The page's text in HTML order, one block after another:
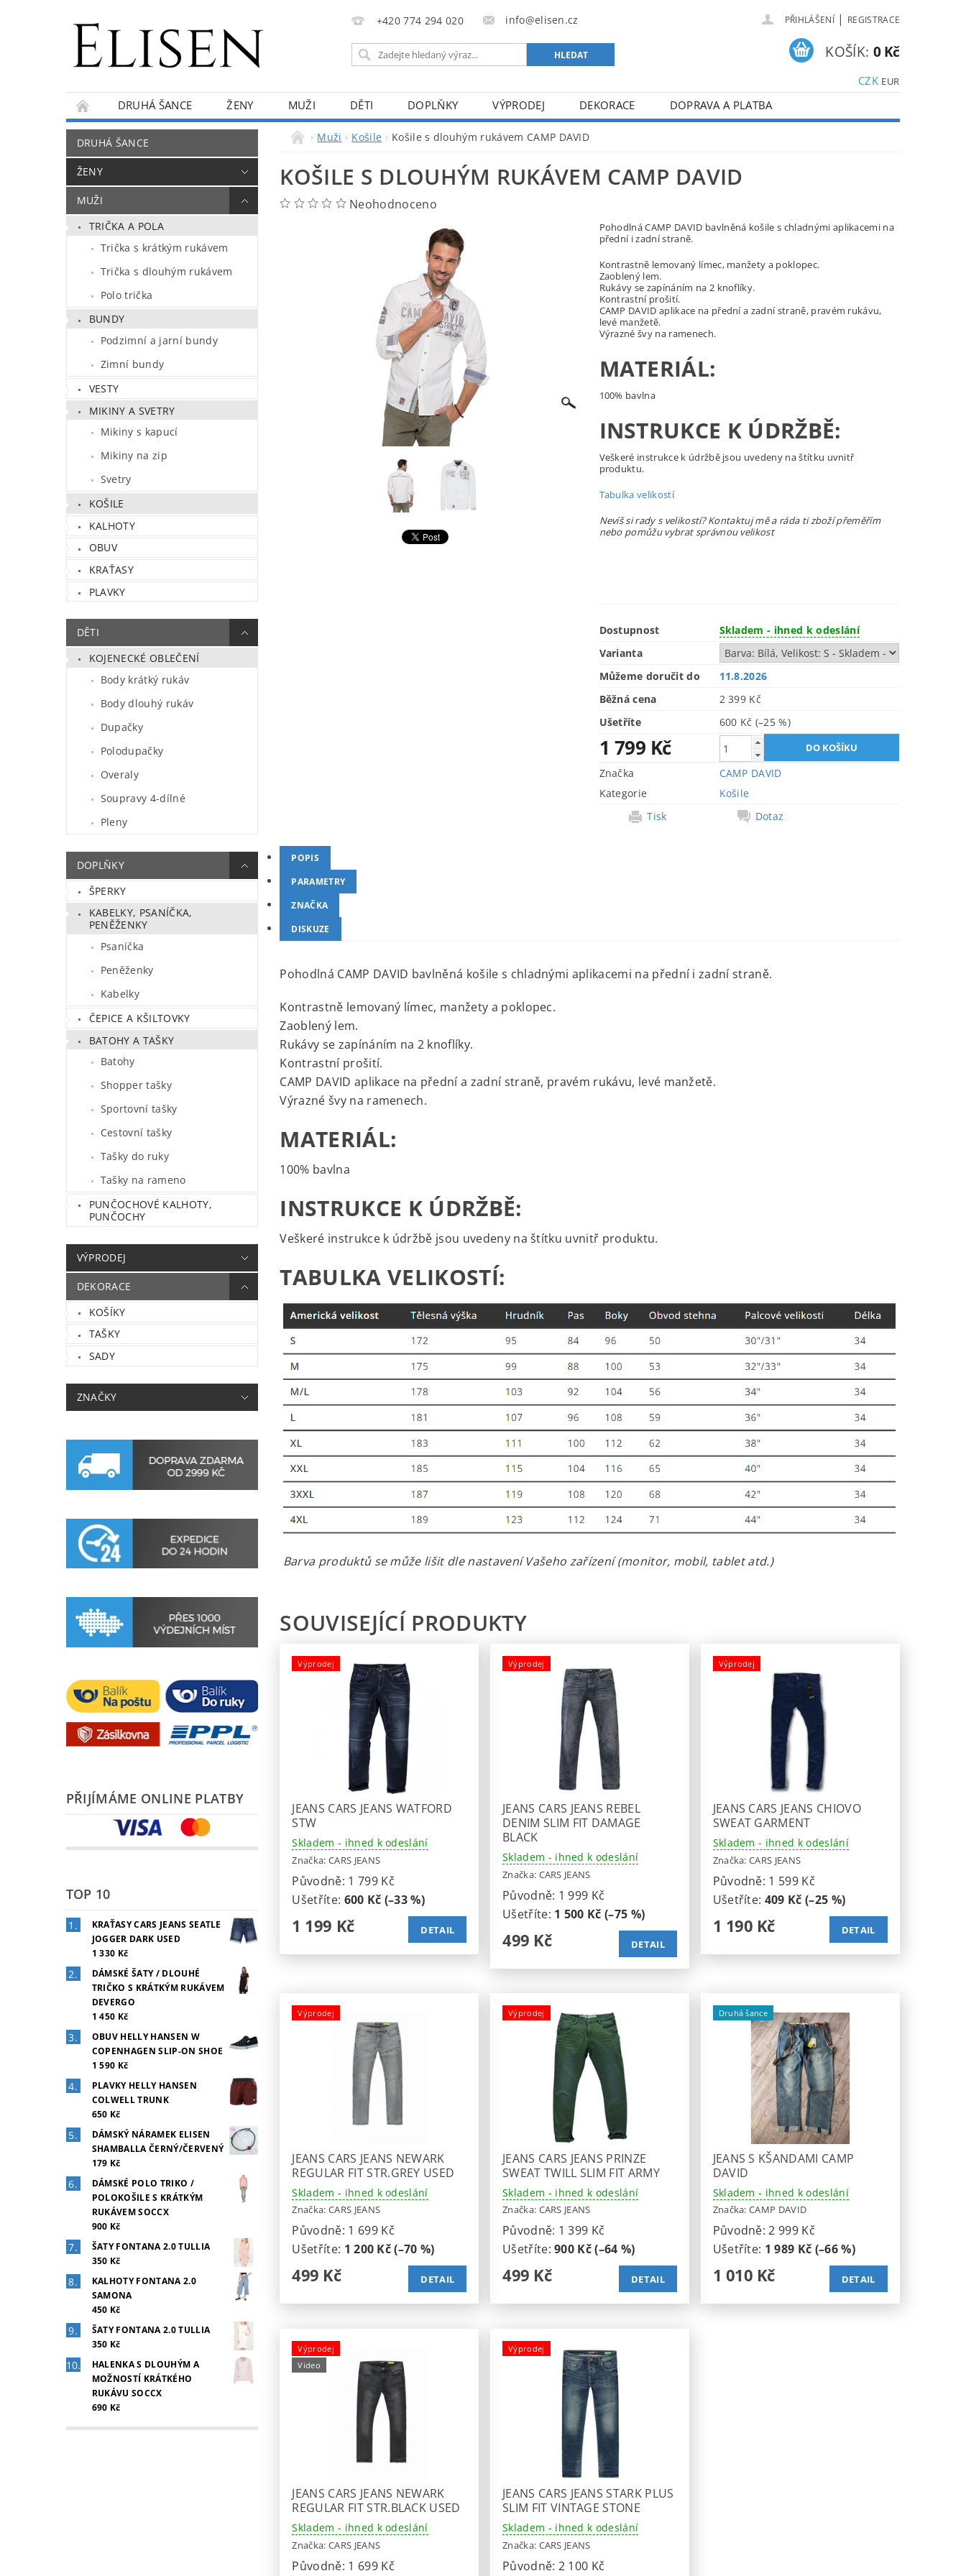
+420 774 294 020 info@elisen.cz PŘIHLÁŠENÍ | REGISTRACE
CZK EUR
KOŠÍK: 0 Kč
DRUHÁ ŠANCE ŽENY MUŽI DĚTI DOPLŇKY VÝPRODEJ DEKORACE
DOPRAVA A PLATBA
KONTAKTY
O NÁS BLOG
DRUHÁ ŠANCE
ŽENY
MUŽI
TRIČKA A POLA
Trička s krátkým rukávem
Trička s dlouhým rukávem
Polo trička
BUNDY
Podzimní a jarní bundy
Zimní bundy
VESTY
MIKINY A SVETRY
Mikiny s kapucí
Mikiny na zip
Svetry
KOŠILE
KALHOTY
OBUV
KRAŤASY
PLAVKY
DĚTI
KOJENECKÉ OBLEČENÍ
Body krátký rukáv
Body dlouhý rukáv
Dupačky
Polodupačky
Overaly
Soupravy 4-dílné
Pleny
DOPLŇKY
ŠPERKY
KABELKY, PSANÍČKA,
PENĚŽENKY
Psaníčka
Peněženky
Kabelky
ČEPICE A KŠILTOVKY
BATOHY A TAŠKY
Batohy
Shopper tašky
Sportovní tašky
Cestovní tašky
Tašky do ruky
Tašky na rameno
PUNČOCHOVÉ KALHOTY,
PUNČOCHY
VÝPRODEJ
DEKORACE
KOŠÍKY
TAŠKY
SADY
ZNAČKY
PŘIJÍMÁME ONLINE PLATBY
TOP 10
KRAŤASY CARS JEANS SEATLE
JOGGER DARK USED
1 330 Kč
DÁMSKÉ ŠATY / DLOUHÉ
TRIČKO S KRÁTKÝM RUKÁVEM
DEVERGO
1 450 Kč
OBUV HELLY HANSEN W
COPENHAGEN SLIP-ON SHOE
1 590 Kč
PLAVKY HELLY HANSEN
COLWELL TRUNK
650 Kč
DÁMSKÝ NÁRAMEK ELISEN
SHAMBALLA ČERNÝ/ČERVENÝ
179 Kč
DÁMSKÉ POLO TRIKO /
POLOKOŠILE S KRÁTKÝM
RUKÁVEM SOCCX
900 Kč
ŠATY FONTANA 2.0 TULLIA
350 Kč
KALHOTY FONTANA 2.0
SAMONA
450 Kč
ŠATY FONTANA 2.0 TULLIA
350 Kč
HALENKA S DLOUHÝM A
MOŽNOSTÍ KRÁTKÉHO
RUKÁVU SOCCX
690 Kč
Muži Košile Košile s dlouhým rukávem CAMP DAVID
KOŠILE S DLOUHÝM RUKÁVEM CAMP DAVID
Neohodnoceno
Pohodlná CAMP DAVID bavlněná košile s chladnými aplikacemi na
přední i zadní straně.
Kontrastně lemovaný límec, manžety a poklopec.
Zaoblený lem.
Rukávy se zapínáním na 2 knoflíky.
Kontrastní prošití.
CAMP DAVID aplikace na přední a zadní straně, pravém rukávu,
levé manžetě.
Výrazné švy na ramenech.
MATERIÁL:
100% bavlna
INSTRUKCE K ÚDRŽBĚ:
Veškeré instrukce k údržbě jsou uvedeny na štítku uvnitř
produktu.
Tabulka velikostí
Nevíš si rady s velikostí? Kontaktuj mě a ráda ti zboží přeměřím
nebo pomůžu vybrat správnou velikost
Dostupnost
Skladem - ihned k odeslání
Varianta
Můžeme doručit do
11.8.2026
Běžná cena
2 399 Kč
Ušetříte
600 Kč (–25 %)
1 799 Kč
Značka
CAMP DAVID
Kategorie
Košile
Tisk
Dotaz
POPIS
PARAMETRY
ZNAČKA
DISKUZE
Pohodlná CAMP DAVID bavlněná košile s chladnými aplikacemi na přední i zadní straně.
Kontrastně lemovaný límec, manžety a poklopec.
Zaoblený lem.
Rukávy se zapínáním na 2 knoflíky.
Kontrastní prošití.
CAMP DAVID aplikace na přední a zadní straně, pravém rukávu, levé manžetě.
Výrazné švy na ramenech.
MATERIÁL:
100% bavlna
INSTRUKCE K ÚDRŽBĚ:
Veškeré instrukce k údržbě jsou uvedeny na štítku uvnitř produktu.
TABULKA VELIKOSTÍ:
Barva produktů se může lišit dle nastavení Vašeho zařízení (monitor, mobil, tablet atd.)
SOUVISEJÍCÍ PRODUKTY
Výprodej
JEANS CARS JEANS WATFORD
STW
Skladem - ihned k odeslání
Značka: CARS JEANS
Původně: 1 799 Kč
Ušetříte: 600 Kč (–33 %)
1 199 Kč DETAIL
Výprodej
JEANS CARS JEANS REBEL
DENIM SLIM FIT DAMAGE
BLACK
Skladem - ihned k odeslání
Značka: CARS JEANS
Původně: 1 999 Kč
Ušetříte: 1 500 Kč (–75 %)
499 Kč DETAIL
Výprodej
JEANS CARS JEANS CHIOVO
SWEAT GARMENT
Skladem - ihned k odeslání
Značka:CARS JEANS
Původně: 1 599 Kč
Ušetříte: 409 Kč (–25 %)
1 190 Kč DETAIL
Výprodej
JEANS CARS JEANS NEWARK
REGULAR FIT STR.GREY USED
Skladem - ihned k odeslání
Značka: CARS JEANS
Původně: 1 699 Kč
Ušetříte: 1 200 Kč (–70 %)
499 Kč DETAIL
Výprodej
JEANS CARS JEANS PRINZE
SWEAT TWILL SLIM FIT ARMY
Skladem - ihned k odeslání
Značka: CARS JEANS
Původně: 1 399 Kč
Ušetříte:900 Kč (–64 %)
499 Kč DETAIL
Druhá šance
JEANS S KŠANDAMI CAMP
DAVID
Skladem - ihned k odeslání
Značka:CAMP DAVID
Původně:2 999 Kč
Ušetříte: 1 989 Kč (–66 %)
1 010 Kč DETAIL
Výprodej
Video
JEANS CARS JEANS NEWARK
REGULAR FIT STR.BLACK USED
Skladem - ihned k odeslání
Značka: CARS JEANS
Původně: 1 699 Kč
Výprodej
JEANS CARS JEANS STARK PLUS
SLIM FIT VINTAGE STONE
Skladem - ihned k odeslání
Značka: CARS JEANS
Původně: 2 100 Kč